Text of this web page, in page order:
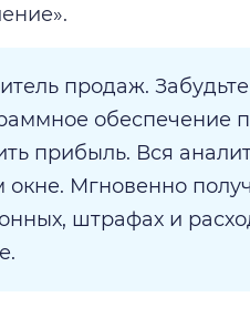
продаж.
обеспечение
прибыль. Вся
окне. Мгновенно
штрафах и